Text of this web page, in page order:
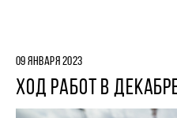
09 ЯНВАРЯ 2023
ХОД РАБОТ В